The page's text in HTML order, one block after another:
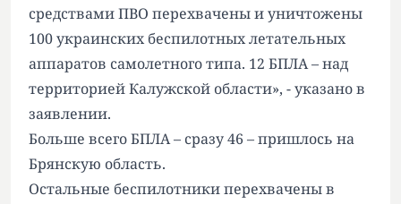
средствами ПВО перехвачены и уничтожены
100 украинских беспилотных летательных
аппаратов самолетного типа. 12 БПЛА – над
территорией Калужской области», - указано в
заявлении.
Больше всего БПЛА – сразу 46 – пришлось на
Брянскую область.
Остальные беспилотники перехвачены в